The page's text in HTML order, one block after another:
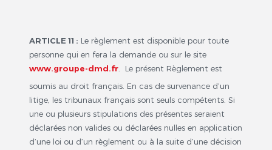
ARTICLE 11 : Le règlement est disponible pour toute
personne qui en fera la demande ou sur le site
www.groupe-dmd.fr . Le présent Règlement est
soumis au droit français. En cas de survenance d’un
litige, les tribunaux français sont seuls compétents. Si
une ou plusieurs stipulations des présentes seraient
déclarées non valides ou déclarées nulles en application
d’une loi ou d’un règlement ou à la suite d’une décision